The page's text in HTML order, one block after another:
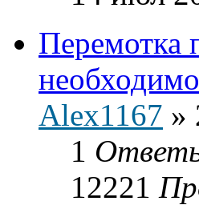
Перемотка
Alex1167 »
1
12221